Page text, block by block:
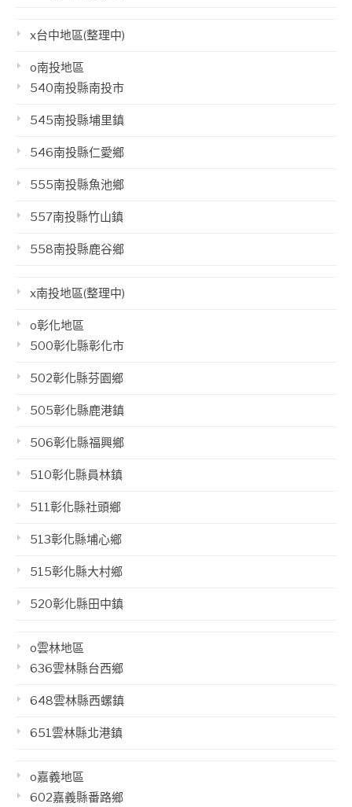
x台中地區(整理中)
o南投地區
540南投縣南投市
545南投縣埔里鎮
546南投縣仁愛鄉
555南投縣魚池鄉
557南投縣竹山鎮
558南投縣鹿谷鄉
x南投地區(整理中)
o彰化地區
500彰化縣彰化市
502彰化縣芬園鄉
505彰化縣鹿港鎮
506彰化縣福興鄉
510彰化縣員林鎮
511彰化縣社頭鄉
513彰化縣埔心鄉
515彰化縣大村鄉
520彰化縣田中鎮
o雲林地區
636雲林縣台西鄉
648雲林縣西螺鎮
651雲林縣北港鎮
o嘉義地區
602嘉義縣番路鄉